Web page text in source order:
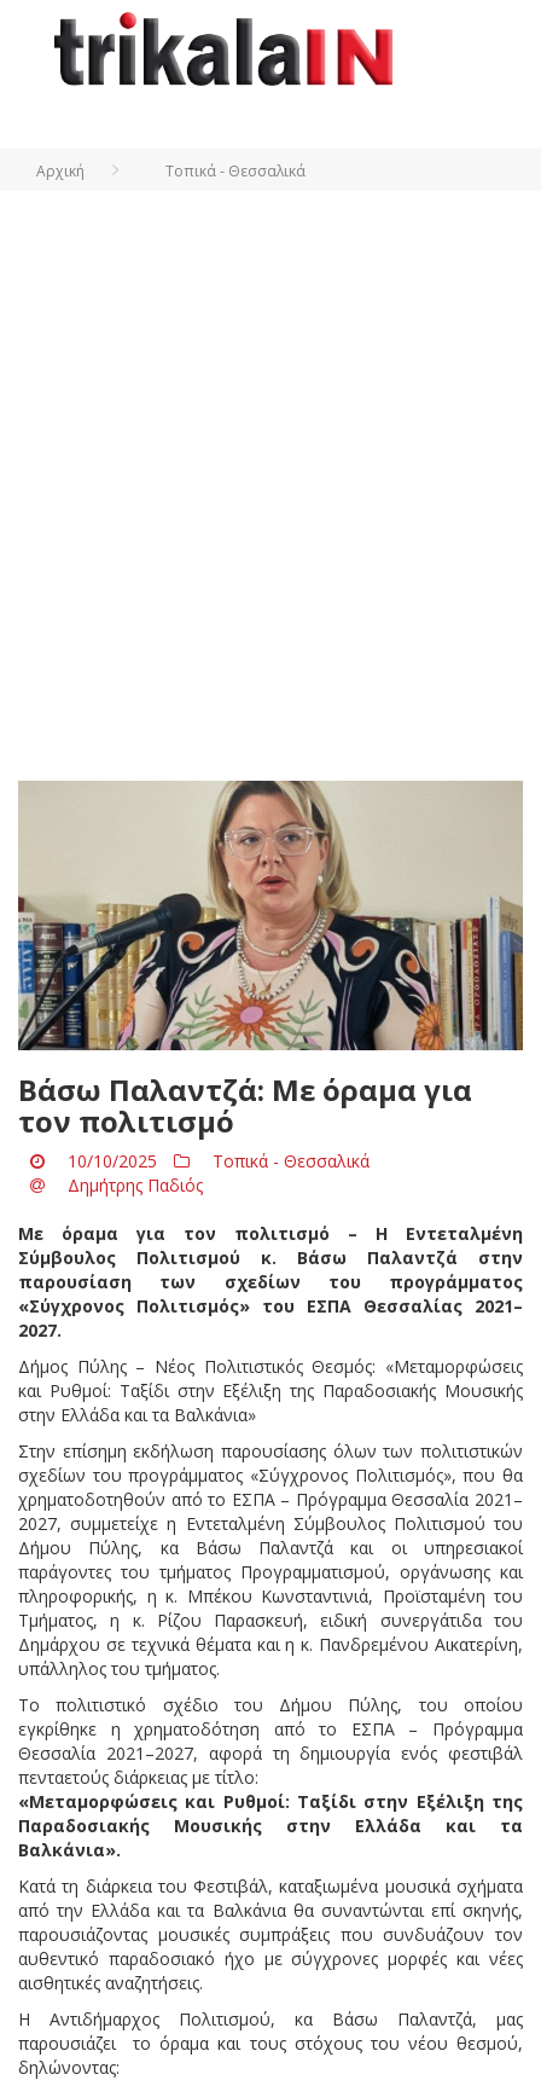
Αρχική Τοπικά - Θεσσαλικά
Βάσω Παλαντζά: Με όραμα για
τον πολιτισμό
10/10/2025
Τοπικά - Θεσσαλικά
Δημήτρης Παδιός
Με όραμα για τον πολιτισμό – Η Εντεταλμένη
Σύμβουλος Πολιτισμού κ. Βάσω Παλαντζά στην
παρουσίαση των σχεδίων του προγράμματος
«Σύγχρονος Πολιτισμός» του ΕΣΠΑ Θεσσαλίας 2021–
2027.
Δήμος Πύλης – Νέος Πολιτιστικός Θεσμός: «Μεταμορφώσεις
και Ρυθμοί: Ταξίδι στην Εξέλιξη της Παραδοσιακής Μουσικής
στην Ελλάδα και τα Βαλκάνια»
Στην επίσημη εκδήλωση παρουσίασης όλων των πολιτιστικών
σχεδίων του προγράμματος «Σύγχρονος Πολιτισμός», που θα
χρηματοδοτηθούν από το ΕΣΠΑ – Πρόγραμμα Θεσσαλία 2021–
2027, συμμετείχε η Εντεταλμένη Σύμβουλος Πολιτισμού του
Δήμου Πύλης, κα Βάσω Παλαντζά και οι υπηρεσιακοί
παράγοντες του τμήματος Προγραμματισμού, οργάνωσης και
πληροφορικής, η κ. Μπέκου Κωνσταντινιά, Προϊσταμένη του
Τμήματος, η κ. Ρίζου Παρασκευή, ειδική συνεργάτιδα του
Δημάρχου σε τεχνικά θέματα και η κ. Πανδρεμένου Αικατερίνη,
υπάλληλος του τμήματος.
Το πολιτιστικό σχέδιο του Δήμου Πύλης, του οποίου
εγκρίθηκε η χρηματοδότηση από το ΕΣΠΑ – Πρόγραμμα
Θεσσαλία 2021–2027, αφορά τη δημιουργία ενός φεστιβάλ
πενταετούς διάρκειας με τίτλο:
«Μεταμορφώσεις και Ρυθμοί: Ταξίδι στην Εξέλιξη της
Παραδοσιακής Μουσικής στην Ελλάδα και τα
Βαλκάνια».
Κατά τη διάρκεια του Φεστιβάλ, καταξιωμένα μουσικά σχήματα
από την Ελλάδα και τα Βαλκάνια θα συναντώνται επί σκηνής,
παρουσιάζοντας μουσικές συμπράξεις που συνδυάζουν τον
αυθεντικό παραδοσιακό ήχο με σύγχρονες μορφές και νέες
αισθητικές αναζητήσεις.
Η Αντιδήμαρχος Πολιτισμού, κα Βάσω Παλαντζά, μας
παρουσιάζει το όραμα και τους στόχους του νέου θεσμού,
δηλώνοντας: